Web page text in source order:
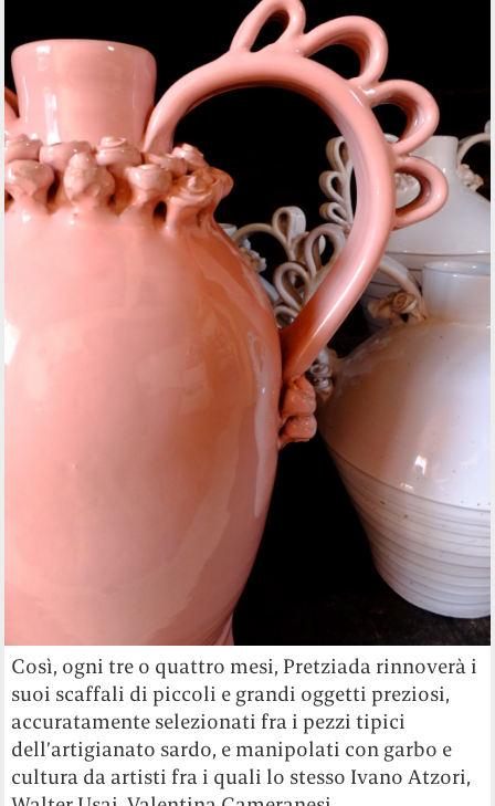
Così, ogni tre o quattro mesi, Pretziada rinnoverà i
suoi scaffali di piccoli e grandi oggetti preziosi,
accuratamente selezionati fra i pezzi tipici
dell’artigianato sardo, e manipolati con garbo e
cultura da artisti fra i quali lo stesso Ivano Atzori,